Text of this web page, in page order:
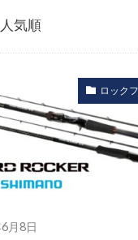
人気順
ロック
月8日